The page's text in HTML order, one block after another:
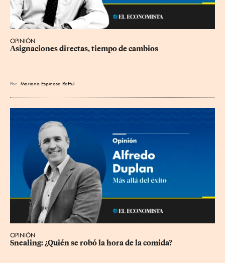
OPINIÓN
Asignaciones directas, tiempo de cambios
Por Mariano Espinosa Rafful
OPINIÓN
Snealing: ¿Quién se robó la hora de la comida?